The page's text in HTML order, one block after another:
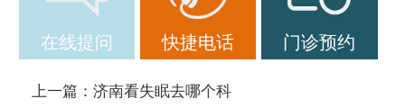
在线提问 快捷电话 门诊预约
上一篇： 济南看失眠去哪个科